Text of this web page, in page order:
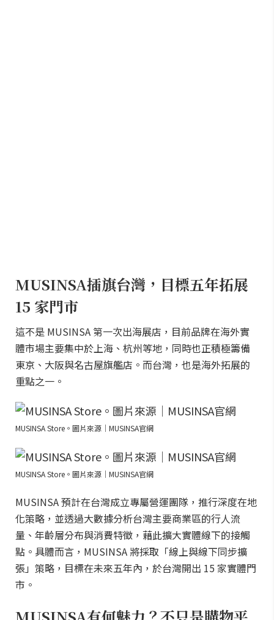
MUSINSA插旗台灣，目標五年拓展
15 家門市
這不是 MUSINSA 第一次出海展店，目前品牌在海外實
體市場主要集中於上海、杭州等地，同時也正積極籌備
東京、大阪與名古屋旗艦店。而台灣，也是海外拓展的
重點之一。
MUSINSA Store。圖片來源｜MUSINSA官網
MUSINSA Store。圖片來源｜MUSINSA官網
MUSINSA 預計在台灣成立專屬營運團隊，推行深度在地
化策略，並透過大數據分析台灣主要商業區的行人流
量、年齡層分布與消費特徵，藉此擴大實體線下的接觸
點。具體而言，MUSINSA 將採取「線上與線下同步擴
張」策略，目標在未來五年內，於台灣開出 15 家實體門
市。